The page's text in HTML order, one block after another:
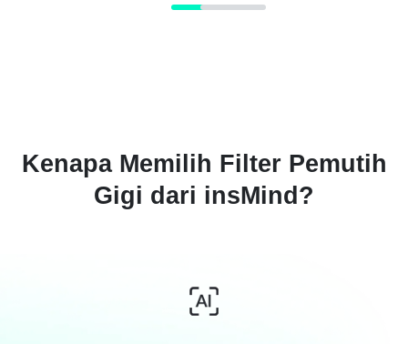
Kenapa Memilih Filter Pemutih
Gigi dari insMind?